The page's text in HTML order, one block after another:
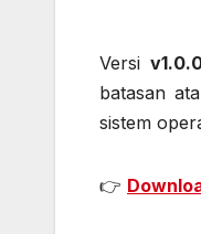
Versi
batasan
sistem
👉